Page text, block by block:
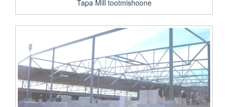
Tapa Mill tootmishoone